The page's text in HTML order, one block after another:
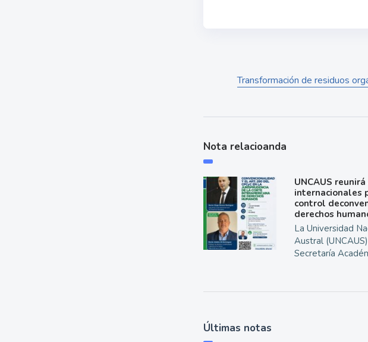
Transformación de residuos
Nota relacioanda
UNCAUS
internacionales
control
derechos
La Universidad
Austral
Secretaría
Últimas notas